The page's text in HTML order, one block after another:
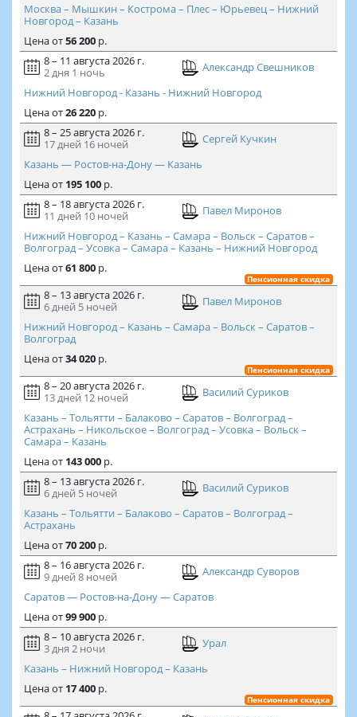
Москва – Мышкин – Кострома – Плес – Юрьевец – Нижний
Новгород – Казань
Ценаот56 200р.
8 – 11 августа 2026 г.
2 дня 1 ночь
Александр Свешников
Нижний Новгород - Казань - Нижний Новгород
Ценаот26 220р.
8 – 25 августа 2026 г.
17 дней 16 ночей
Сергей Кучкин
Казань — Ростов-на-Дону — Казань
Ценаот 195 100р.
8 – 18 августа 2026 г.
11 дней 10 ночей
Павел Миронов
Нижний Новгород – Казань – Самара – Вольск – Саратов –
Волгоград – Усовка – Самара – Казань – Нижний Новгород
Ценаот61 800р.
Пенсионная скидка
8 – 13 августа 2026 г.
6 дней 5 ночей
Павел Миронов
Нижний Новгород – Казань – Самара – Вольск – Саратов –
Волгоград
Ценаот34 020р.
Пенсионная скидка
8 – 20 августа 2026 г.
13 дней 12 ночей
Василий Суриков
Казань – Тольятти – Балаково – Саратов – Волгоград –
Астрахань – Никольское – Волгоград – Усовка – Вольск –
Самара – Казань
Ценаот 143 000р.
8 – 13 августа 2026 г.
6 дней 5 ночей
Василий Суриков
Казань – Тольятти – Балаково – Саратов – Волгоград –
Астрахань
Ценаот70 200р.
8 – 16 августа 2026 г.
9 дней 8 ночей
Александр Суворов
Саратов — Ростов-на-Дону — Саратов
Ценаот99 900р.
8 – 10 августа 2026 г.
3 дня 2 ночи
Урал
Казань – Нижний Новгород – Казань
Ценаот 17 400р.
Пенсионная скидка